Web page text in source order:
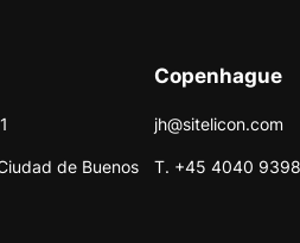
de Buenos
Copenhague
jh@sitelicon.com
T. +45 4040 9398